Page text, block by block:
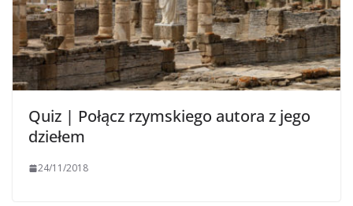
Quiz | Połącz rzymskiego autora z jego
dziełem
24/11/2018